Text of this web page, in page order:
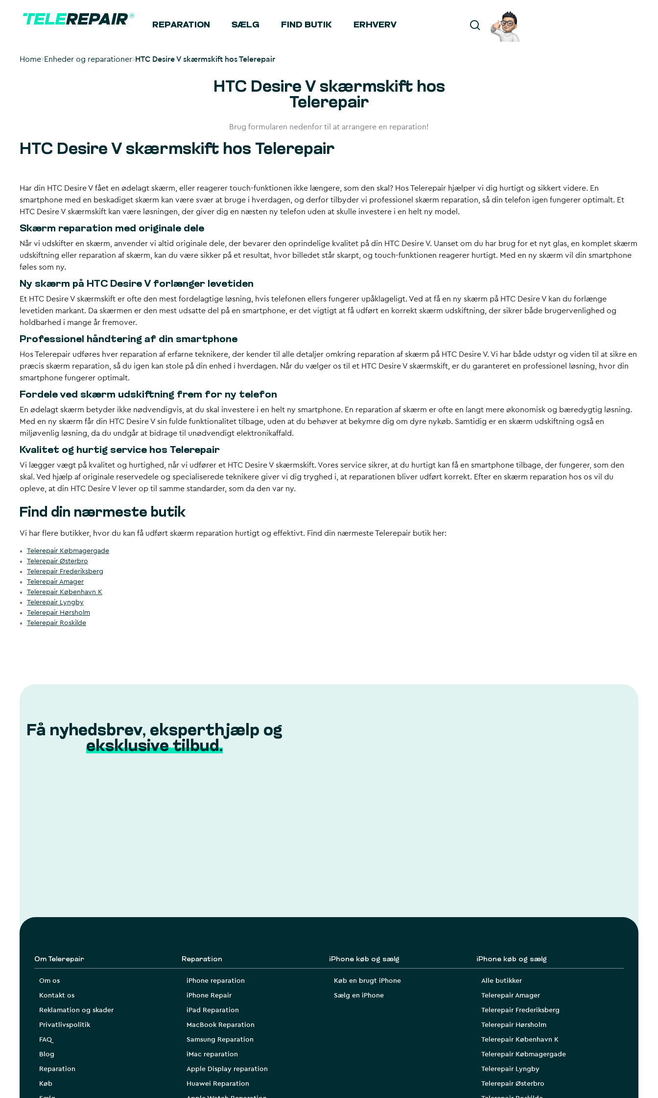
REPARATION SÆLG FIND BUTIK ERHVERV
Home Enheder og reparationer HTC Desire V skærmskift hos Telerepair
HTC Desire V skærmskift hos
Telerepair
Brug formularen nedenfor til at arrangere en reparation!
HTC Desire V skærmskift hos Telerepair
Har din HTC Desire V fået en ødelagt skærm, eller reagerer touch-funktionen ikke længere, som den skal? Hos Telerepair hjælper vi dig hurtigt og sikkert videre. En
smartphone med en beskadiget skærm kan være svær at bruge i hverdagen, og derfor tilbyder vi professionel skærm reparation, så din telefon igen fungerer optimalt. Et
HTC Desire V skærmskift kan være løsningen, der giver dig en næsten ny telefon uden at skulle investere i en helt ny model.
Skærm reparation med originale dele
Når vi udskifter en skærm, anvender vi altid originale dele, der bevarer den oprindelige kvalitet på din HTC Desire V. Uanset om du har brug for et nyt glas, en komplet skærm
udskiftning eller reparation af skærm, kan du være sikker på et resultat, hvor billedet står skarpt, og touch-funktionen reagerer hurtigt. Med en ny skærm vil din smartphone
føles som ny.
Ny skærm på HTC Desire V forlænger levetiden
Et HTC Desire V skærmskift er ofte den mest fordelagtige løsning, hvis telefonen ellers fungerer upåklageligt. Ved at få en ny skærm på HTC Desire V kan du forlænge
levetiden markant. Da skærmen er den mest udsatte del på en smartphone, er det vigtigt at få udført en korrekt skærm udskiftning, der sikrer både brugervenlighed og
holdbarhed i mange år fremover.
Professionel håndtering af din smartphone
Hos Telerepair udføres hver reparation af erfarne teknikere, der kender til alle detaljer omkring reparation af skærm på HTC Desire V. Vi har både udstyr og viden til at sikre en
præcis skærm reparation, så du igen kan stole på din enhed i hverdagen. Når du vælger os til et HTC Desire V skærmskift, er du garanteret en professionel løsning, hvor din
smartphone fungerer optimalt.
Fordele ved skærm udskiftning frem for ny telefon
En ødelagt skærm betyder ikke nødvendigvis, at du skal investere i en helt ny smartphone. En reparation af skærm er ofte en langt mere økonomisk og bæredygtig løsning.
Med en ny skærm får din HTC Desire V sin fulde funktionalitet tilbage, uden at du behøver at bekymre dig om dyre nykøb. Samtidig er en skærm udskiftning også en
miljøvenlig løsning, da du undgår at bidrage til unødvendigt elektronikaffald.
Kvalitet og hurtig service hos Telerepair
Vi lægger vægt på kvalitet og hurtighed, når vi udfører et HTC Desire V skærmskift. Vores service sikrer, at du hurtigt kan få en smartphone tilbage, der fungerer, som den
skal. Ved hjælp af originale reservedele og specialiserede teknikere giver vi dig tryghed i, at reparationen bliver udført korrekt. Efter en skærm reparation hos os vil du
opleve, at din HTC Desire V lever op til samme standarder, som da den var ny.
Find din nærmeste butik
Vi har flere butikker, hvor du kan få udført skærm reparation hurtigt og effektivt. Find din nærmeste Telerepair butik her:
Telerepair Købmagergade
Telerepair Østerbro
Telerepair Frederiksberg
Telerepair Amager
Telerepair København K
Telerepair Lyngby
Telerepair Hørsholm
Telerepair Roskilde
Få nyhedsbrev, eksperthjælp og
eksklusive tilbud.
Om Telerepair
Om os
Kontakt os
Reklamation og skader
Privatlivspolitik
FAQ
Blog
Reparation
Køb
Reparation
iPhone reparation
iPhone Repair
iPad Reparation
MacBook Reparation
Samsung Reparation
iMac reparation
Apple Display reparation
Huawei Reparation
iPhone køb og sælg
Køb en brugt iPhone
Sælg en iPhone
iPhone køb og sælg
Alle butikker
Telerepair Amager
Telerepair Frederiksberg
Telerepair Hørsholm
Telerepair København K
Telerepair Købmagergade
Telerepair Lyngby
Telerepair Østerbro